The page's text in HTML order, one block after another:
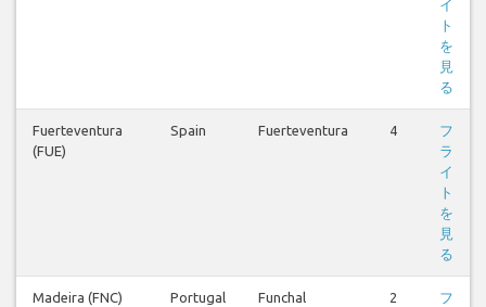
イ
ト
を
見
る
Fuerteventura
(FUE)
Spain Fuerteventura 4
フ
ラ
イ
ト
を
見
る
Madeira (FNC) Portugal Funchal 2
フ